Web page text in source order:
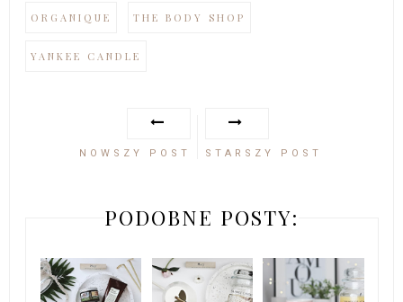
ORGANIQUE THE BODY SHOP
YANKEE CANDLE
NOWSZY POST STARSZY POST
PODOBNE POSTY: